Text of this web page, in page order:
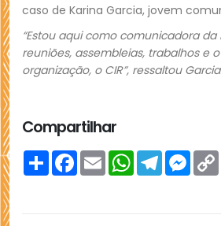
caso de Karina Garcia, jovem
“Estou aqui como comunicadora
reuniões, assembleias, trabalhos e
organização, o CIR”, ressaltou
Compartilhar
Compartilhar
Facebook
Email WhatsAppTelegram